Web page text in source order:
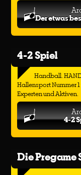
Der etwas
4-2 Spiel
Handball.
Hallensport Nummer
Experten und Aktiven.
4-2
Die Pregame